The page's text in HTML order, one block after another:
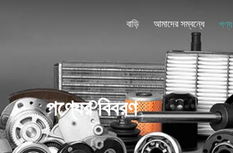
বাড়ি আমাদের সম্বন্ধে পণ্য
পণ্যের বিবরণ